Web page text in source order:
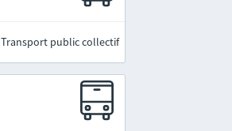
Transport public collectif